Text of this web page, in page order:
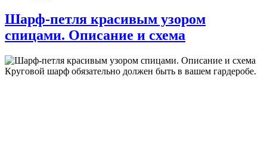
Шарф-петля красивым узором
спицами. Описание и схема
Круговой шарф обязательно должен быть в вашем гардеробе.